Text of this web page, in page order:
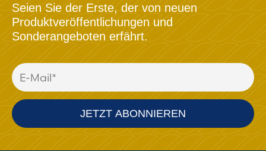
Seien Sie der Erste, der von neuen
Produktveröffentlichungen und
Sonderangeboten erfährt.